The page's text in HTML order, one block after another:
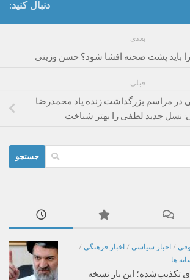
دنبال کنید:
بعدی
باید پشت صحنه افشا شود؟ حسن وزینی
قبلی
در مراسم بزرگداشت زنده یاد محمدرضا
نسل جدید لطفی را بهتر شناخت
/ اخبار سیاسی / اخبار فرهنگی /
ها
تکذیب‌شده؛ این بار نسخه